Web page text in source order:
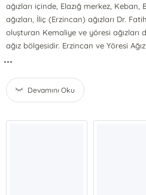
ağızları içinde, Elazığ merkez, Keban,
ağızları, İliç (Erzincan) ağızları Dr.
oluşturan Kemaliye ve yöresi
ağız bölgesidir. Erzincan ve Yöresi
...
Devamını Oku